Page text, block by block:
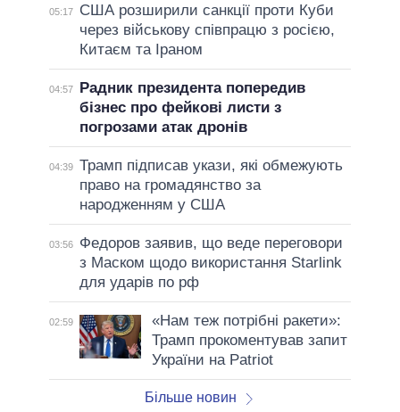
05:17
США розширили санкції проти Куби
через військову співпрацю з росією,
Китаєм та Іраном
04:57
Радник президента попередив
бізнес про фейкові листи з
погрозами атак дронів
04:39 Трамп підписав укази, які обмежують
право на громадянство за
народженням у США
03:56
Федоров заявив, що веде переговори
з Маском щодо використання Starlink
для ударів по рф
02:59
«Нам теж потрібні ракети»:
Трамп прокоментував запит
України на Patriot
Більше новин